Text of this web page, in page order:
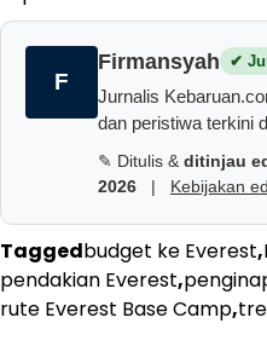
F
Firmansyah ✔
Jurnalis
dan peristiwa terkini
✎ Ditulis & ditinjau
2026 | Kebijakan
Taggedbudget ke Everest,
pendakian Everest,
rute Everest Base Camp,